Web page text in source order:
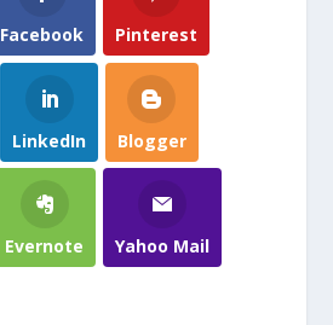
Facebook Pinterest
LinkedIn Blogger
Evernote Yahoo Mail